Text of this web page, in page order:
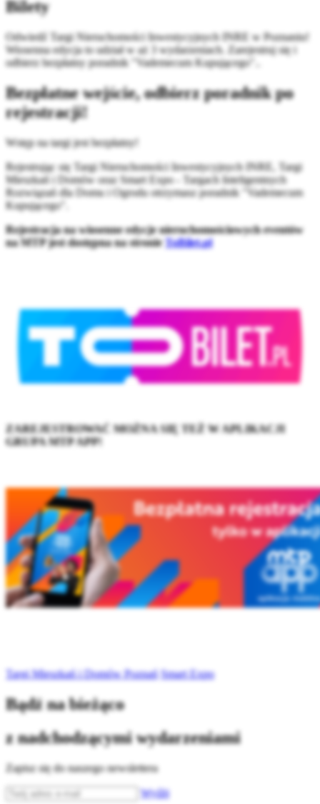
Bilety
Odwiedź Targi Nieruchomości Inwestycyjnych INRE w Poznaniu!
Wiosenna edycja to udział w aż 3 wydarzeniach. Zarejestruj się i
odbierz bezpłatny poradnik "Vademecum Kupującego"..
Bezpłatne wejście, odbierz poradnik po
rejestracji!
Wstęp na targi jest bezpłatny!
Rejestrując się Targi Nieruchomości Inwestycyjnych INRE, Targi
Mieszkań i Domów oraz Smart Expo - Targach Inteligentnych
Rozwiązań dla Domu i Ogrodu otrzymasz poradnik "Vademecum
Kupującego".
Rejestracja na wiosenne edycje nieruchomościowych eventów
na MTP jest dostępna na stronie ToBilet.pl
ZAREJESTROWAĆ MOŻNA SIĘ TEŻ W APLIKACJI
GRUPA MTP APP!
Targi Mieszkań i Domów Poznań Smart Expo
Bądź na bieżąco
z nadchodzącymi wydarzeniami
Zapisz się do naszego newslettera
Wyślij